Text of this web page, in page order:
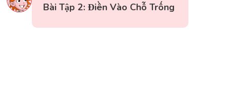
Bài Tập 2: Điền Vào Chỗ Trống